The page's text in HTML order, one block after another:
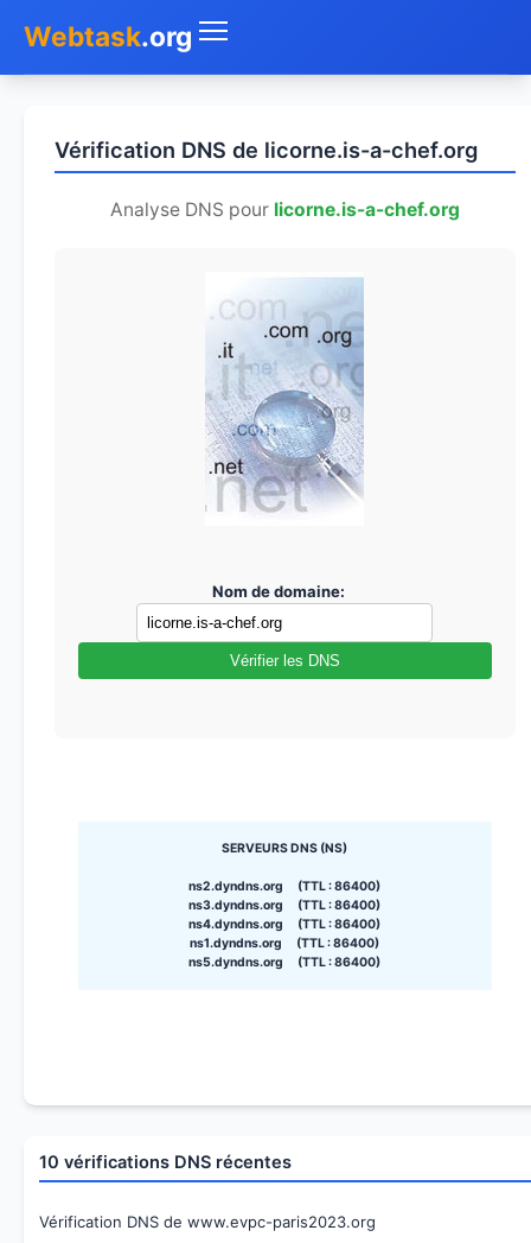
Webtask.org
Whois
Vérification DNS de licorne.is-a-chef.org
Analyse DNS pour licorne.is-a-chef.org
Nom de domaine:
Vérifier les DNS
SERVEURS DNS (NS)
ns2.dyndns.org (TTL : 86400)
ns3.dyndns.org (TTL : 86400)
ns4.dyndns.org (TTL : 86400)
ns1.dyndns.org (TTL : 86400)
ns5.dyndns.org (TTL : 86400)
10 vérifications DNS récentes
Vérification DNS de www.evpc-paris2023.org